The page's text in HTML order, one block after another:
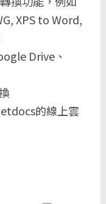
XPS to Word,
Drive、
的線上雲